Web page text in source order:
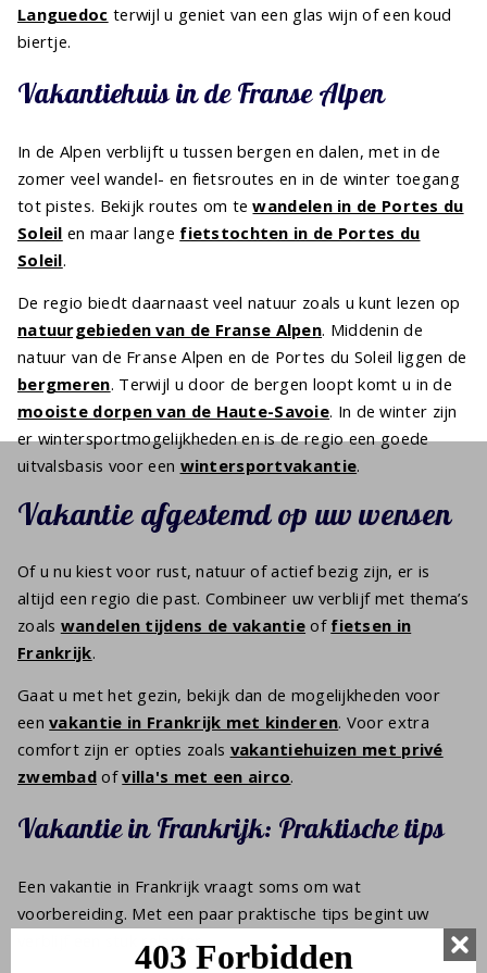
Languedoc terwijl u geniet van een glas wijn of een koud
biertje.
Vakantiehuis in de Franse Alpen
In de Alpen verblijft u tussen bergen en dalen, met in de
zomer veel wandel- en fietsroutes en in de winter toegang
tot pistes. Bekijk routes om tewandelen in de Portes du
Soleil en maar lange fietstochten in de Portes du
Soleil.
De regio biedt daarnaast veel natuur zoals u kunt lezen op
natuurgebieden van de Franse Alpen. Middenin de
natuur van de Franse Alpen en de Portes du Soleil liggen de
bergmeren. Terwijl u door de bergen loopt komt u in de
mooiste dorpen van de Haute-Savoie. In de winter zijn
er wintersportmogelijkheden en is de regio een goede
uitvalsbasis voor een wintersportvakantie.
Vakantie afgestemd op uw wensen
Of u nu kiest voor rust, natuur of actief bezig zijn, er is
altijd een regio die past. Combineer uw verblijf met thema’s
zoals wandelen tijdens de vakantie of fietsen in
Frankrijk.
Gaat u met het gezin, bekijk dan de mogelijkheden voor
eenvakantie in Frankrijk met kinderen. Voor extra
comfort zijn er opties zoals vakantiehuizen met privé
zwembad ofvilla's met een airco.
Vakantie in Frankrijk: Praktische tips
Een vakantie in Frankrijk vraagt soms om wat
voorbereiding. Met een paar praktische tips begint uw